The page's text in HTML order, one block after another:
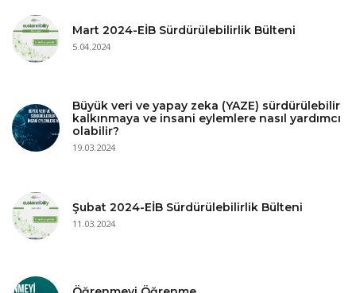
Mart 2024-EİB Sürdürülebilirlik Bülteni
5.04.2024
Büyük veri ve yapay zeka (YAZE) sürdürülebilir
kalkınmaya ve insani eylemlere nasıl yardımcı
olabilir?
19.03.2024
Şubat 2024-EİB Sürdürülebilirlik Bülteni
11.03.2024